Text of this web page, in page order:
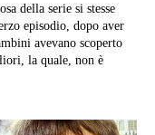
della serie si stesse
episodio, dopo aver
avevano scoperto
la quale, non è